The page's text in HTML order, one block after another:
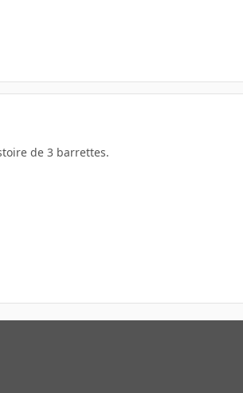
de 3 barrettes.